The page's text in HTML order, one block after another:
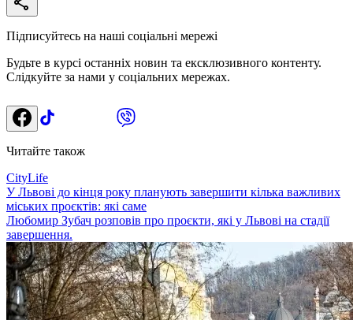
Підписуйтесь на наші соціальні мережі
Будьте в курсі останніх новин та ексклюзивного контенту.
Слідкуйте за нами у соціальних мережах.
Читайте також
CityLife
У Львові до кінця року планують завершити кілька важливих
міських проєктів: які саме
Любомир Зубач розповів про проєкти, які у Львові на стадії
завершення.